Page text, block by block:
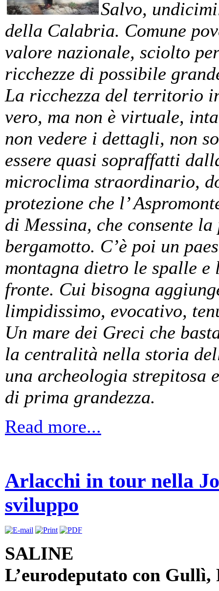
Salvo,
della Calabria. Comune
valore nazionale, sciolto
ricchezze di possibile
La ricchezza del territorio
vero, ma non è virtuale,
non vedere i dettagli, non
essere quasi sopraffatti
microclima straordinario,
protezione che l’
di Messina, che consente
bergamotto. C’è poi un
montagna dietro le spalle
fronte. Cui bisogna
limpidissimo, evocativo,
Un mare dei Greci che
la centralità nella storia
una archeologia strepitosa
di prima grandezza.
Read more...
Arlacchi in tour nella
sviluppo
SALINE
L’eurodeputato con Gullì,